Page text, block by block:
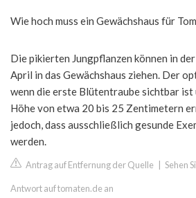
Wie hoch muss ein Gewächshaus für
Die pikierten Jungpflanzen können in
April in das Gewächshaus ziehen. Der
wenn die erste Blütentraube sichtbar ist
Höhe von etwa 20 bis 25 Zentimetern
jedoch, dass ausschließlich gesunde
werden.
Antrag auf Entfernung der Quelle Sehen
Antwort auf tomaten.de an